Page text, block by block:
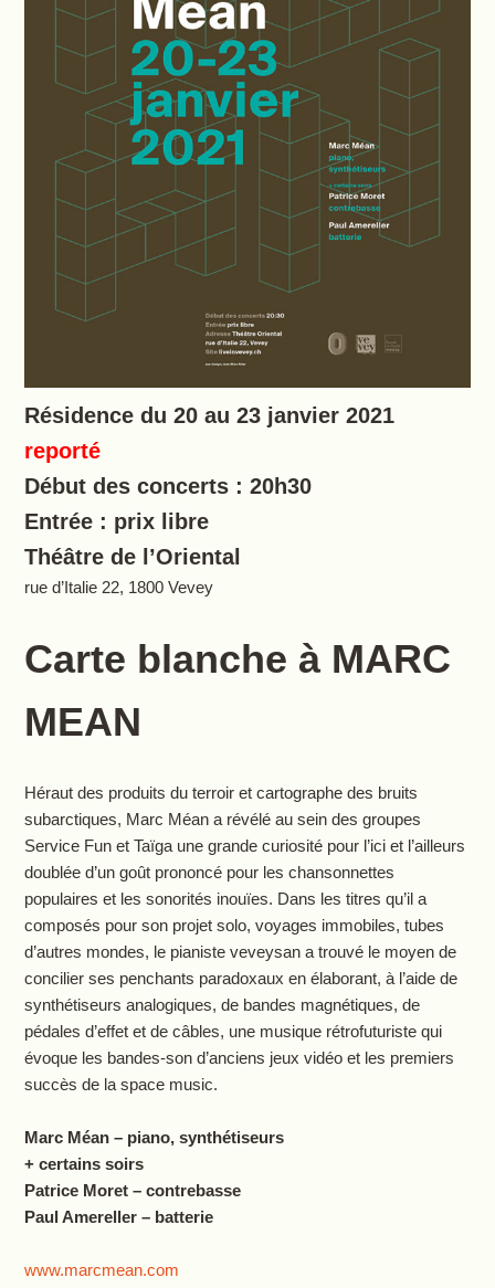
Résidence du 20 au 23 janvier 2021
reporté
Début des concerts : 20h30
Entrée : prix libre
Théâtre de l’Oriental
rue d’Italie 22, 1800 Vevey
Carte blanche à MARC
MEAN
Héraut des produits du terroir et cartographe des bruits
subarctiques, Marc Méan a révélé au sein des groupes
Service Fun et Taïga une grande curiosité pour l’ici et l’ailleurs
doublée d’un goût prononcé pour les chansonnettes
populaires et les sonorités inouïes. Dans les titres qu’il a
composés pour son projet solo, voyages immobiles, tubes
d’autres mondes, le pianiste veveysan a trouvé le moyen de
concilier ses penchants paradoxaux en élaborant, à l’aide de
synthétiseurs analogiques, de bandes magnétiques, de
pédales d’effet et de câbles, une musique rétrofuturiste qui
évoque les bandes-son d’anciens jeux vidéo et les premiers
succès de la space music.
Marc Méan – piano, synthétiseurs
+ certains soirs
Patrice Moret – contrebasse
Paul Amereller – batterie
www.marcmean.com